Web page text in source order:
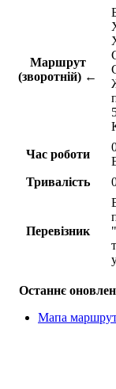
Маршрут
(зворотній) ←
Час роботи
Тривалість
Перевізник
Останнє
Мапа